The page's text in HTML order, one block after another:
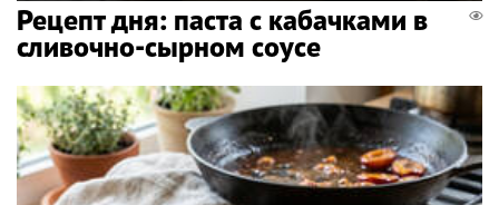
Рецепт дня: паста с кабачками в
сливочно-сырном соусе